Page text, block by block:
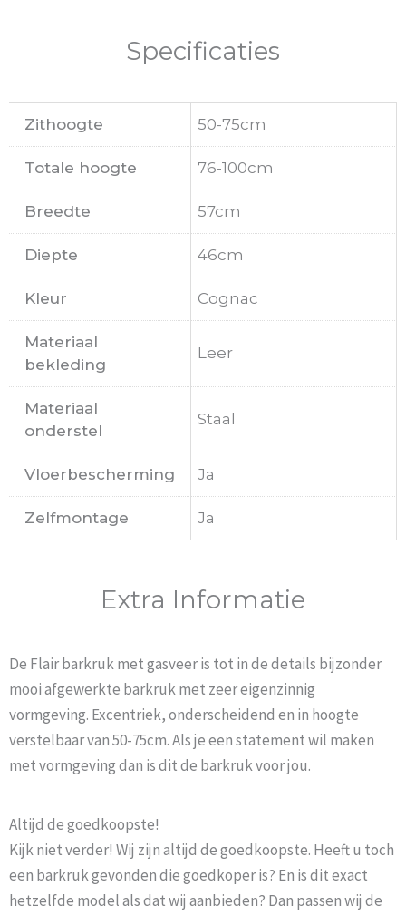
Specificaties
Zithoogte 50-75cm
Totale hoogte 76-100cm
Breedte 57cm
Diepte 46cm
Kleur Cognac
Materiaal
bekleding
Leer
Materiaal
onderstel
Staal
Vloerbescherming Ja
Zelfmontage Ja
Extra Informatie
De Flair barkruk met gasveer is tot in de details bijzonder
mooi afgewerkte barkruk met zeer eigenzinnig
vormgeving. Excentriek, onderscheidend en in hoogte
verstelbaar van 50-75cm. Als je een statement wil maken
met vormgeving dan is dit de barkruk voor jou.
Altijd de goedkoopste!
Kijk niet verder! Wij zijn altijd de goedkoopste. Heeft u toch
een barkruk gevonden die goedkoper is? En is dit exact
hetzelfde model als dat wij aanbieden? Dan passen wij de